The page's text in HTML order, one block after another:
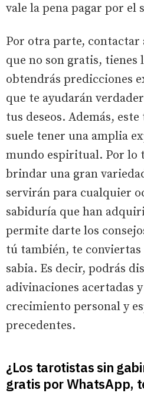
vale la pena pagar por el
Por otra parte,
que no son gratis, tienes
obtendrás predicciones
que te ayudarán
tus deseos. Además,
suele tener una amplia
mundo espiritual. Por lo
brindar una gran
servirán para cualquier
sabiduría que han
permite darte los
tú también, te conviertas
sabia. Es decir, podrás
adivinaciones acertadas
crecimiento personal y
precedentes.
¿Los tarotistas sin
gratis por WhatsApp,